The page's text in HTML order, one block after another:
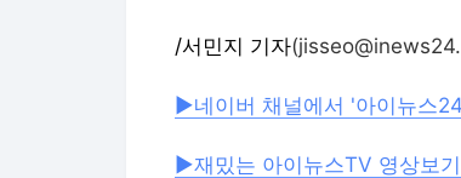
/서민지 기자
▶네이버 채널에서 '아이뉴스
▶재밌는 아이뉴스TV 영상보기